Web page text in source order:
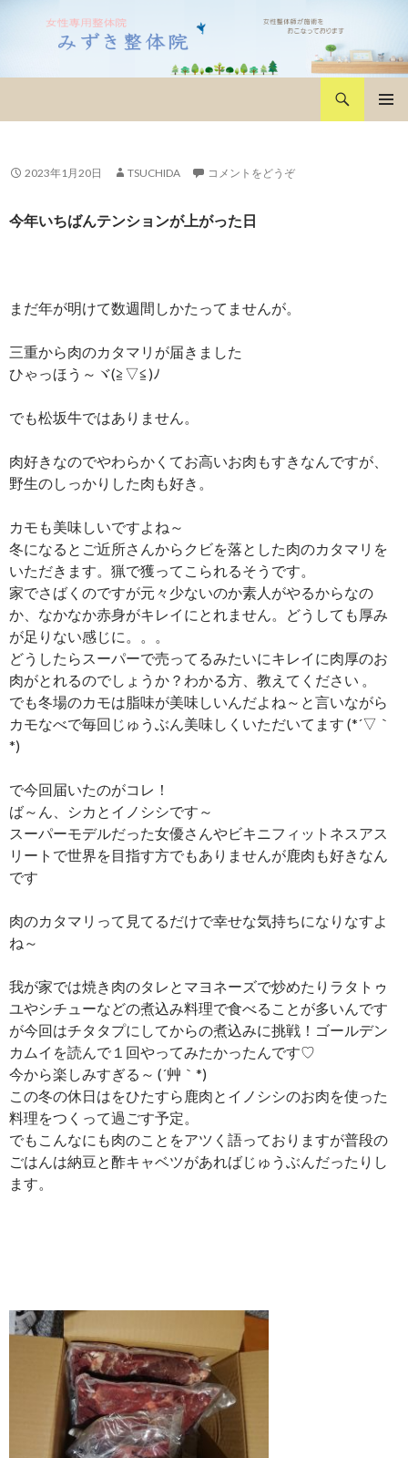
ン
へ
移
2023年1月20日 TSUCHIDA コメントをどうぞ
今年いちばんテンションが上がった日
まだ年が明けて数週間しかたってませんが。
三重から肉のカタマリが届きました
ひゃっほう～ヾ(≧▽≦)ﾉ
でも松坂牛ではありません。
肉好きなのでやわらかくてお高いお肉もすきなんですが、
野生のしっかりした肉も好き。
カモも美味しいですよね～
冬になるとご近所さんからクビを落とした肉のカタマリを
いただきます。猟で獲ってこられるそうです。
家でさばくのですが元々少ないのか素人がやるからなの
か、なかなか赤身がキレイにとれません。どうしても厚み
が足りない感じに。。。
どうしたらスーパーで売ってるみたいにキレイに肉厚のお
肉がとれるのでしょうか？わかる方、教えてください 。
でも冬場のカモは脂味が美味しいんだよね～と言いながら
カモなべで毎回じゅうぶん美味しくいただいてます (*´▽｀
*)
で今回届いたのがコレ！
ば～ん、シカとイノシシです～
スーパーモデルだった女優さんやビキニフィットネスアス
リートで世界を目指す方でもありませんが鹿肉も好きなん
です
肉のカタマリって見てるだけで幸せな気持ちになりなすよ
ね～
我が家では焼き肉のタレとマヨネーズで炒めたりラタトゥ
ユやシチューなどの煮込み料理で食べることが多いんです
が今回はチタタプにしてからの煮込みに挑戦！ゴールデン
カムイを読んで１回やってみたかったんです♡
今から楽しみすぎる～ (´艸｀*)
この冬の休日はをひたすら鹿肉とイノシシのお肉を使った
料理をつくって過ごす予定。
でもこんなにも肉のことをアツく語っておりますが普段の
ごはんは納豆と酢キャベツがあればじゅうぶんだったりし
ます。